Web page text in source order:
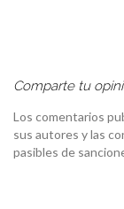
Comparte tu
Los comentarios
sus autores y las
pasibles de